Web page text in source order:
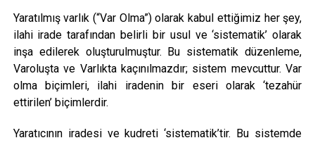
Yaratılmış varlık (“Var Olma”) olarak kabul ettiğimiz her şey,
ilahi irade tarafından belirli bir usul ve ‘sistematik’ olarak
inşa edilerek oluşturulmuştur. Bu sistematik düzenleme,
Varoluşta ve Varlıkta kaçınılmazdır; sistem mevcuttur. Var
olma biçimleri, ilahi iradenin bir eseri olarak ‘tezahür
ettirilen’ biçimlerdir.
Yaratıcının iradesi ve kudreti ‘sistematik’tir. Bu sistemde